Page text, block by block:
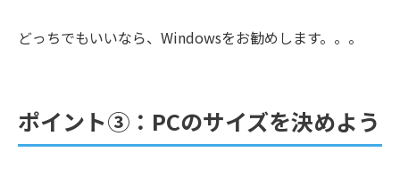
どっちでもいいなら、Windowsをお勧めします。。。
ポイント③：PCのサイズを決めよう